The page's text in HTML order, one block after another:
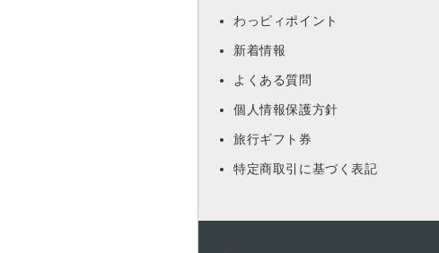
わっピィポイント
新着情報
よくある質問
個人情報保護方針
旅行ギフト券
特定商取引に基づく表記